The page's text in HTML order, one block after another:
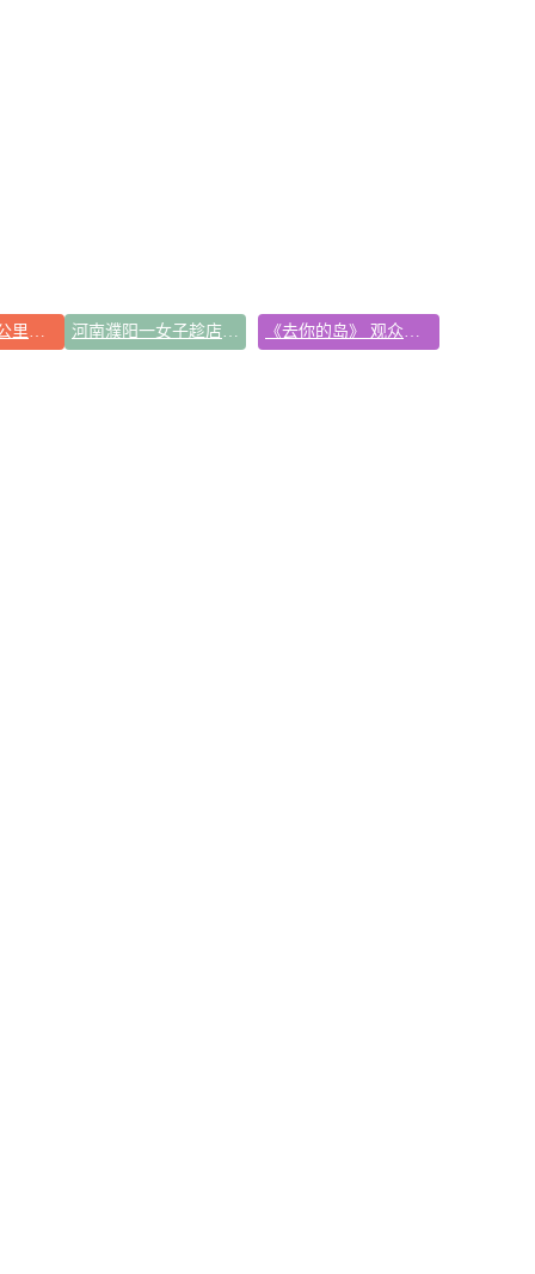
拼豆有多火 一公里内能有40家店 河南濮阳一女子趁店内无人拿走手机 《去你的岛》 观众哭崩